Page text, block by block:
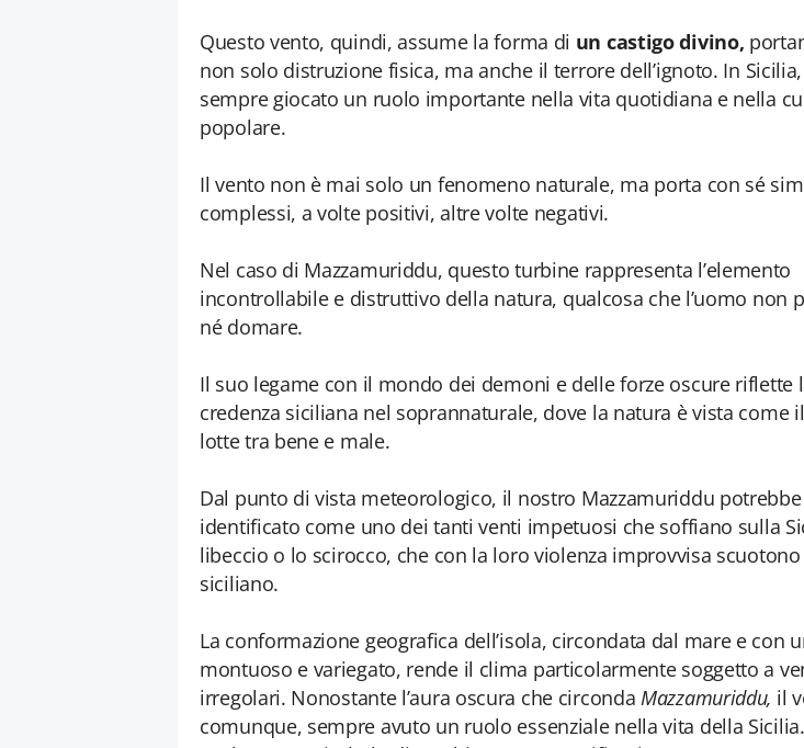
Questo vento, quindi, assume la forma di un castigo divino,
non solo distruzione fisica, ma anche il terrore dell’ignoto. In
sempre giocato un ruolo importante nella vita quotidiana e nella
popolare.
Il vento non è mai solo un fenomeno naturale, ma porta con sé
complessi, a volte positivi, altre volte negativi.
Nel caso di Mazzamuriddu, questo turbine rappresenta l’elemento
incontrollabile e distruttivo della natura, qualcosa che l’uomo non
né domare.
Il suo legame con il mondo dei demoni e delle forze oscure riflette
credenza siciliana nel soprannaturale, dove la natura è vista come
lotte tra bene e male.
Dal punto di vista meteorologico, il nostro Mazzamuriddu potrebbe
identificato come uno dei tanti venti impetuosi che soffiano sulla
libeccio o lo scirocco, che con la loro violenza improvvisa
siciliano.
La conformazione geografica dell’isola, circondata dal mare e con
montuoso e variegato, rende il clima particolarmente soggetto a
irregolari. Nonostante l’aura oscura che circondaMazzamuriddu, il
comunque, sempre avuto un ruolo essenziale nella vita della